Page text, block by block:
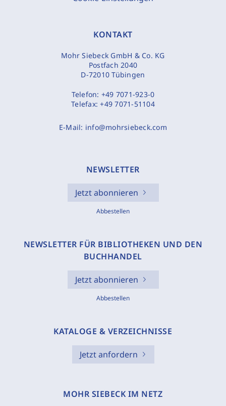
KONTAKT
Mohr Siebeck GmbH & Co. KG
Postfach 2040
D-72010 Tübingen
Telefon: +49 7071-923-0
Telefax:+49 7071-51104
E-Mail: info@mohrsiebeck.com
NEWSLETTER
Jetzt abonnieren
Abbestellen
NEWSLETTER FÜR BIBLIOTHEKEN UND DEN
BUCHHANDEL
Jetzt abonnieren
Abbestellen
KATALOGE & VERZEICHNISSE
Jetzt anfordern
MOHR SIEBECK IM NETZ